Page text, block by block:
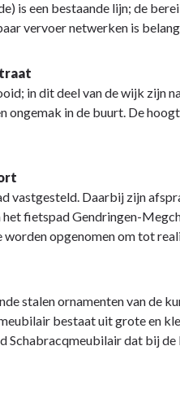
is een bestaande lijn; de
vervoer netwerken is
in dit deel van de wijk zijn
ongemak in de buurt. De
vastgesteld. Daarbij zijn
fietspad Gendringen-
worden opgenomen om tot
stalen ornamenten van de
bestaat uit grote en
Schabracqmeubilair dat bij